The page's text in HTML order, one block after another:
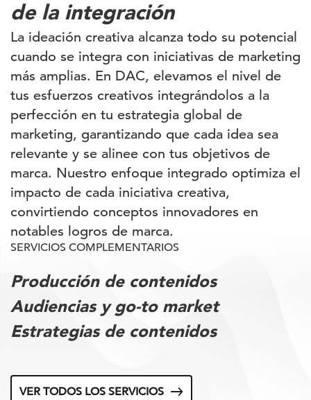
de la integración
La ideación creativa alcanza todo su potencial
cuando se integra con iniciativas de marketing
más amplias. En DAC, elevamos el nivel de
tus esfuerzos creativos integrándolos a la
perfección en tu estrategia global de
marketing, garantizando que cada idea sea
relevante y se alinee con tus objetivos de
marca. Nuestro enfoque integrado optimiza el
impacto de cada iniciativa creativa,
convirtiendo conceptos innovadores en
notables logros de marca.
SERVICIOS COMPLEMENTARIOS
Producción de contenidos
Audiencias y go-to market
Estrategias de contenidos
VER TODOS LOS SERVICIOS